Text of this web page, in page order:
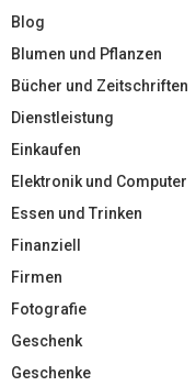
Blog
Blumen und Pflanzen
Bücher und Zeitschriften
Dienstleistung
Einkaufen
Elektronik und Computer
Essen und Trinken
Finanziell
Firmen
Fotografie
Geschenk
Geschenke